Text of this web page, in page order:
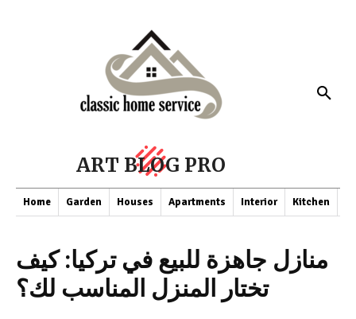
ART BLOG PRO
Home Garden Houses Apartments Interior Kitchen
منازل جاهزة للبيع في تركيا: كيف
تختار المنزل المناسب لك؟